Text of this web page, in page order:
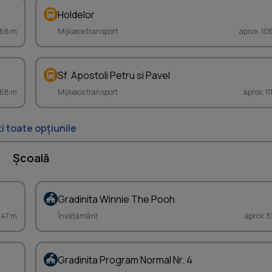
m
Holdelor
Mijloace transport aprox.
m
Sf. Apostoli Petru si Pavel
Mijloace transport aprox.
toate opțiunile
Școală
m
Gradinita Winnie The Pooh
Învățământ aprox.
Gradinita Program Normal Nr. 4